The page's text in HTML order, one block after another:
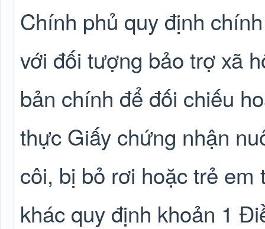
Chính phủ quy định
với đối tượng bảo trợ xã
bản chính để đối chiếu
thực Giấy chứng nhận
côi, bị bỏ rơi hoặc trẻ
khác quy định khoản 1